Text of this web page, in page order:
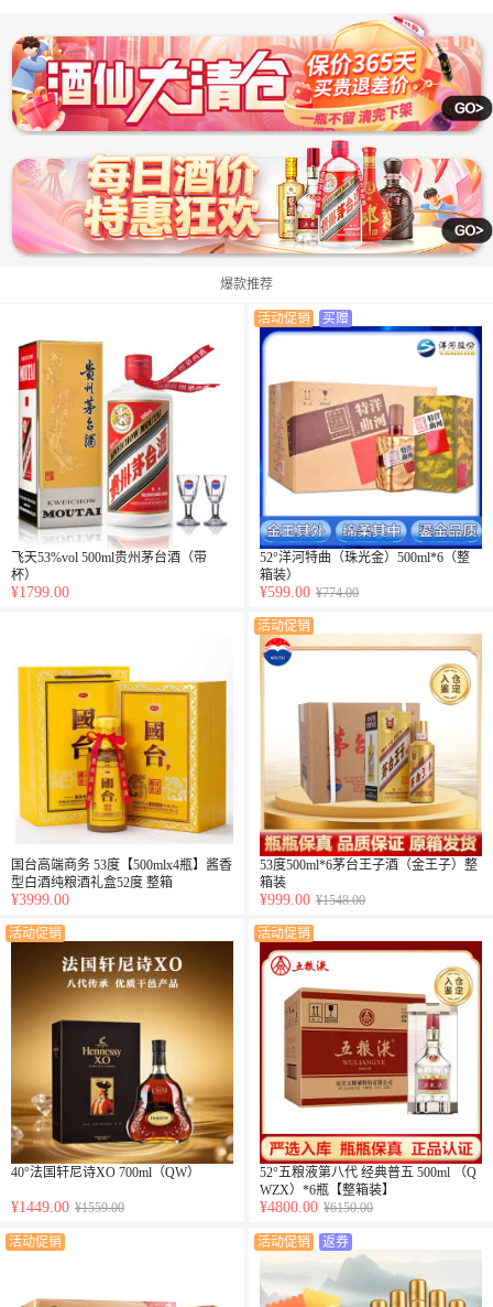
爆款推荐
飞天53%vol 500ml贵州茅台酒（带
杯）
¥1799.00
活动促销 买赠
52°洋河特曲（珠光金）500ml*6（整
箱装）
¥599.00 ¥774.00
国台高端商务 53度【500mlx4瓶】酱香
型白酒纯粮酒礼盒52度 整箱
¥3999.00
活动促销
53度500ml*6茅台王子酒（金王子）整
箱装
¥999.00 ¥1548.00
活动促销
40°法国轩尼诗XO 700ml（QW）
¥1449.00 ¥1559.00
活动促销
52°五粮液第八代 经典普五 500ml （Q
WZX）*6瓶【整箱装】
¥4800.00 ¥6150.00
活动促销 活动促销 返券